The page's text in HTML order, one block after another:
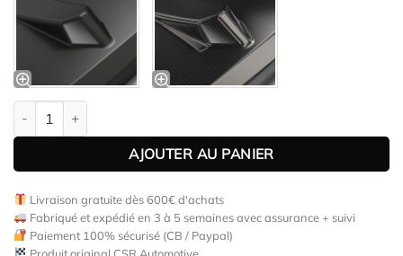
quantité de Lame de parechoc avant pour Lancia Ypsilon (846)
AJOUTER AU PANIER
Livraison gratuite dès 600€ d'achats
Fabriqué et expédié en 3 à 5 semaines avec assurance + suivi
Paiement 100% sécurisé (CB / Paypal)
Produit original CSR Automotive